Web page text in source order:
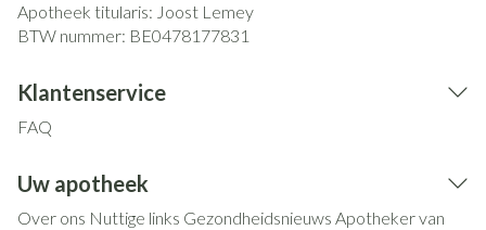
Apotheek titularis: Joost Lemey
BTW nummer: BE0478177831
Klantenservice
FAQ
Uw apotheek
Over ons Nuttige links Gezondheidsnieuws Apotheker van